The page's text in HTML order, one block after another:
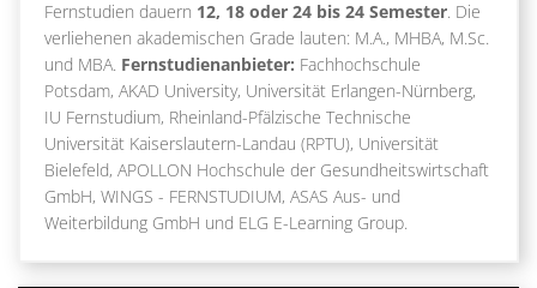
Fernstudien dauern 12, 18 oder 24 bis 24 Semester. Die
verliehenen akademischen Grade lauten: M.A., MHBA, M.Sc.
und MBA. Fernstudienanbieter: Fachhochschule
Potsdam, AKAD University, Universität Erlangen-Nürnberg,
IU Fernstudium, Rheinland-Pfälzische Technische
Universität Kaiserslautern-Landau (RPTU), Universität
Bielefeld, APOLLON Hochschule der Gesundheitswirtschaft
GmbH, WINGS - FERNSTUDIUM, ASAS Aus- und
Weiterbildung GmbH und ELG E-Learning Group.